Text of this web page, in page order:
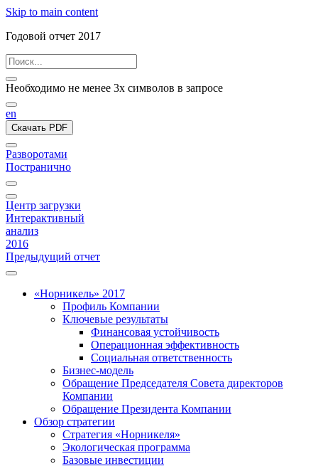
Skip to main content
Годовой отчет 2017
Необходимо не менее 3х символов в запросе
en
Скачать PDF
Разворотами
Постранично
Центр загрузки
Интерактивный
анализ
2016
Предыдущий отчет
«Норникель» 2017
Профиль Компании
Ключевые результаты
Финансовая устойчивость
Операционная эффективность
Социальная ответственность
Бизнес-модель
Обращение Председателя Совета директоров
Компании
Обращение Президента Компании
Обзор стратегии
Стратегия «Норникеля»
Экологическая программа
Базовые инвестиции